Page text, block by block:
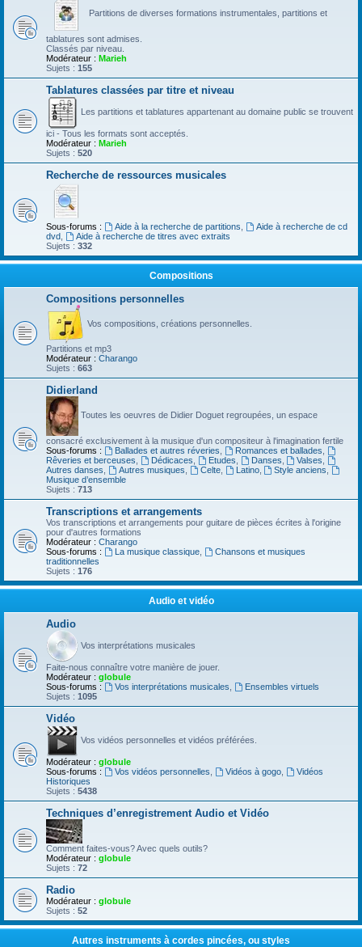
Partitions de diverses formations instrumentales, partitions et
tablatures sont admises.
Classés par niveau.
Modérateur : Marieh
Sujets : 155
Tablatures classées par titre et niveau
Les partitions et tablatures appartenant au domaine public se trouvent
ici - Tous les formats sont acceptés.
Modérateur : Marieh
Sujets : 520
Recherche de ressources musicales
Sous-forums : Aide à la recherche de partitions
Aide à recherche de cd
dvd
Aide à recherche de titres avec extraits
Sujets : 332
Compositions
Compositions personnelles
Vos compositions, créations personnelles.
Partitions et mp3
Modérateur : Charango
Sujets : 663
Didierland
Toutes les oeuvres de Didier Doguet regroupées, un espace
consacré exclusivement à la musique d'un compositeur à l'imagination fertile
Sous-forums :
Ballades et autres réveries Romances et ballades
Rêveries et berceuses
Dédicaces Etudes Danses Valses
Autres danses
Autres musiques Celte, Latino, Style anciens
Musique d’ensemble
Sujets : 713
Transcriptions et arrangements
Vos transcriptions et arrangements pour guitare de pièces écrites à l'origine
pour d'autres formations
Modérateur : Charango
Sous-forums :
La musique classique,
Chansons et musiques
traditionnelles
Sujets : 176
Audio et vidéo
Audio
Vos interprétations musicales
Faite-nous connaître votre manière de jouer.
Modérateur : globule
Sous-forums :
Vos interprétations musicales
Ensembles virtuels
Sujets : 1095
Vidéo
Vos vidéos personnelles et vidéos préférées.
Modérateur : globule
Sous-forums :
Vos vidéos personnelles Vidéos à gogo,
Vidéos
Historiques
Sujets : 5438
Techniques d’enregistrement Audio et Vidéo
Comment faites-vous? Avec quels outils?
Modérateur : globule
Sujets : 72
Radio
Modérateur : globule
Sujets : 52
Autres instruments à cordes pincées, ou styles